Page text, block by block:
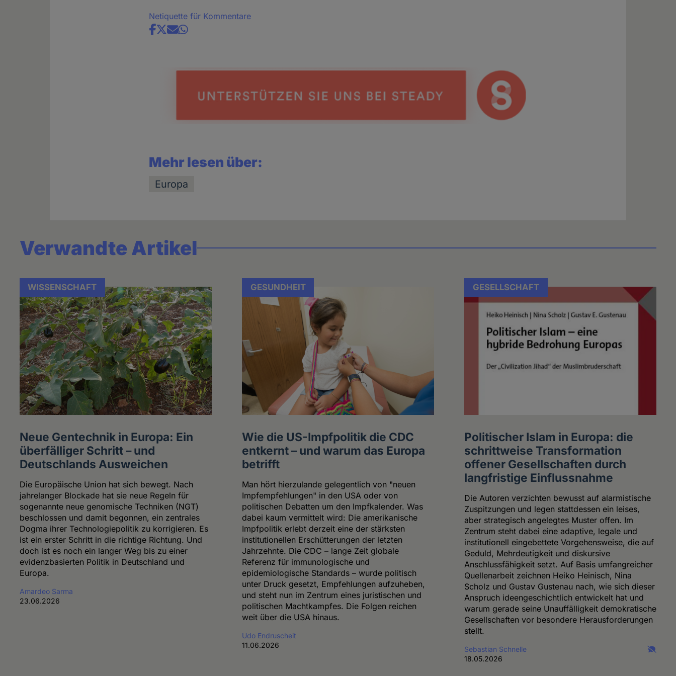
Netiquette für Kommentare
Share
Mehr lesen über:
Europa
Verwandte Artikel
WISSENSCHAFT
Neue Gentechnik in Europa: Ein
überfälliger Schritt – und
Deutschlands Ausweichen
Die Europäische Union hat sich bewegt. Nach
jahrelanger Blockade hat sie neue Regeln für
sogenannte neue genomische Techniken (NGT)
beschlossen und damit begonnen, ein zentrales
Dogma ihrer Technologiepolitik zu korrigieren. Es
ist ein erster Schritt in die richtige Richtung. Und
doch ist es noch ein langer Weg bis zu einer
evidenzbasierten Politik in Deutschland und
Europa.
Amardeo Sarma
23.06.2026
GESUNDHEIT
Wie die US-Impfpolitik die CDC
entkernt – und warum das Europa
betrifft
Man hört hierzulande gelegentlich von "neuen
Impfempfehlungen" in den USA oder von
politischen Debatten um den Impfkalender. Was
dabei kaum vermittelt wird: Die amerikanische
Impfpolitik erlebt derzeit eine der stärksten
institutionellen Erschütterungen der letzten
Jahrzehnte. Die CDC – lange Zeit globale
Referenz für immunologische und
epidemiologische Standards – wurde politisch
unter Druck gesetzt, Empfehlungen aufzuheben,
und steht nun im Zentrum eines juristischen und
politischen Machtkampfes. Die Folgen reichen
weit über die USA hinaus.
Udo Endruscheit
11.06.2026
GESELLSCHAFT
Politischer Islam in Europa: die
schrittweise Transformation
offener Gesellschaften durch
langfristige Einflussnahme
Die Autoren verzichten bewusst auf alarmistische
Zuspitzungen und legen stattdessen ein leises,
aber strategisch angelegtes Muster offen. Im
Zentrum steht dabei eine adaptive, legale und
institutionell eingebettete Vorgehensweise, die auf
Geduld, Mehrdeutigkeit und diskursive
Anschlussfähigkeit setzt. Auf Basis umfangreicher
Quellenarbeit zeichnen Heiko Heinisch, Nina
Scholz und Gustav Gustenau nach, wie sich dieser
Anspruch ideengeschichtlich entwickelt hat und
warum gerade seine Unauffälligkeit demokratische
Gesellschaften vor besondere Herausforderungen
stellt.
Sebastian Schnelle
18.05.2026